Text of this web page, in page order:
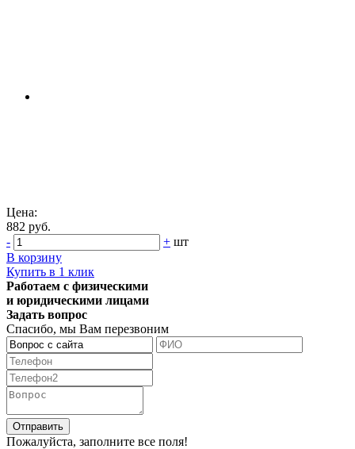
Цена:
882 руб.
-
+ шт
В корзину
Купить в 1 клик
Работаем с физическими
и юридическими лицами
Задать вопрос
Спасибо, мы Вам перезвоним
Пожалуйста, заполните все поля!